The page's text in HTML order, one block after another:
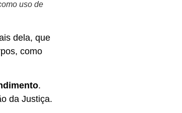
uso de
dela, que
como
.
da Justiça.